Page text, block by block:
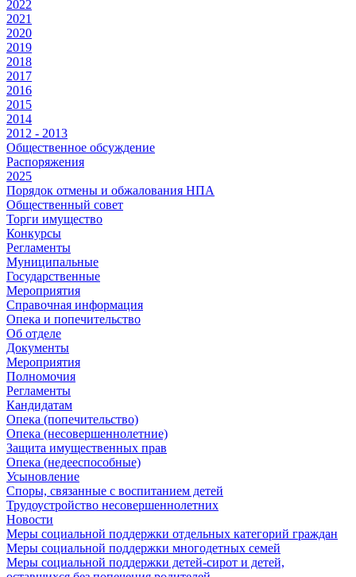
2022
2021
2020
2019
2018
2017
2016
2015
2014
2012 - 2013
Общественное обсуждение
Распоряжения
2025
Порядок отмены и обжалования НПА
Общественный совет
Торги имущество
Конкурсы
Регламенты
Муниципальные
Государственные
Мероприятия
Справочная информация
Опека и попечительство
Об отделе
Документы
Мероприятия
Полномочия
Регламенты
Кандидатам
Опека (попечительство)
Опека (несовершеннолетние)
Защита имущественных прав
Опека (недееспособные)
Усыновление
Споры, связанные с воспитанием детей
Трудоустройство несовершеннолетних
Новости
Меры социальной поддержки отдельных категорий граждан
Меры социальной поддержки многодетных семей
Меры социальной поддержки детей-сирот и детей,